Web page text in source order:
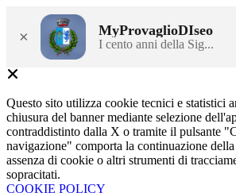
× MyProvaglioDIseo
I cento anni della Sig...
Questo sito utilizza cookie tecnici e statistici
chiusura del banner mediante selezione
contraddistinto dalla X o tramite il pulsante
navigazione" comporta la continuazione
assenza di cookie o altri strumenti di
sopracitati.
COOKIE POLICY